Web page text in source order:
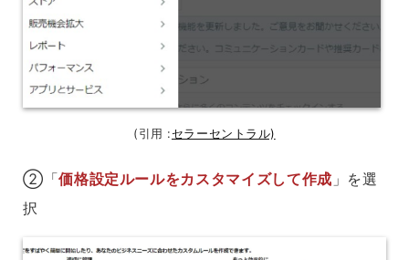
(引用 :セラーセントラル)
②「価格設定ルールをカスタマイズして作成 」を選
択